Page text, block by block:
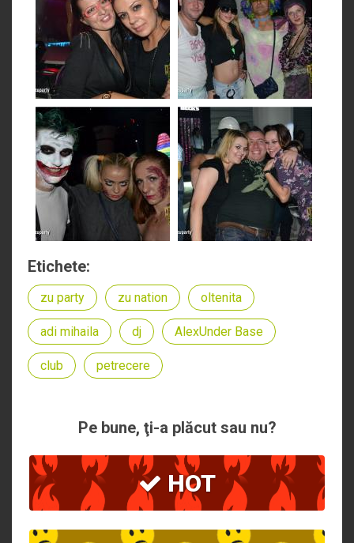
Etichete:
zu party zu nation oltenita
adi mihaila dj AlexUnder Base
club petrecere
Pe bune, ţi-a plăcut sau nu?
HOT